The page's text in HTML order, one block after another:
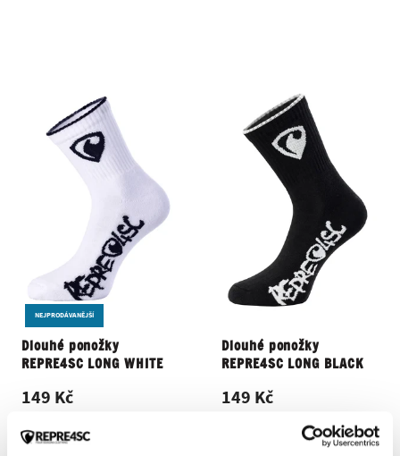
NEJPRODÁVANĚJŠÍ
Dlouhé ponožky
REPRE4SC LONG WHITE
149 Kč
Dlouhé ponožky
REPRE4SC LONG BLACK
149 Kč